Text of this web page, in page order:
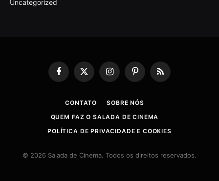
Uncategorized
Facebook
X
InstagramPinterestRSS
CONTATO
SOBRE NÓS
QUEM FAZ O SALADA DE CINEMA
POLÍTICA DE PRIVACIDADE E COOKIES
© 2026 Salada de Cinema. Todos os direitos reservados.